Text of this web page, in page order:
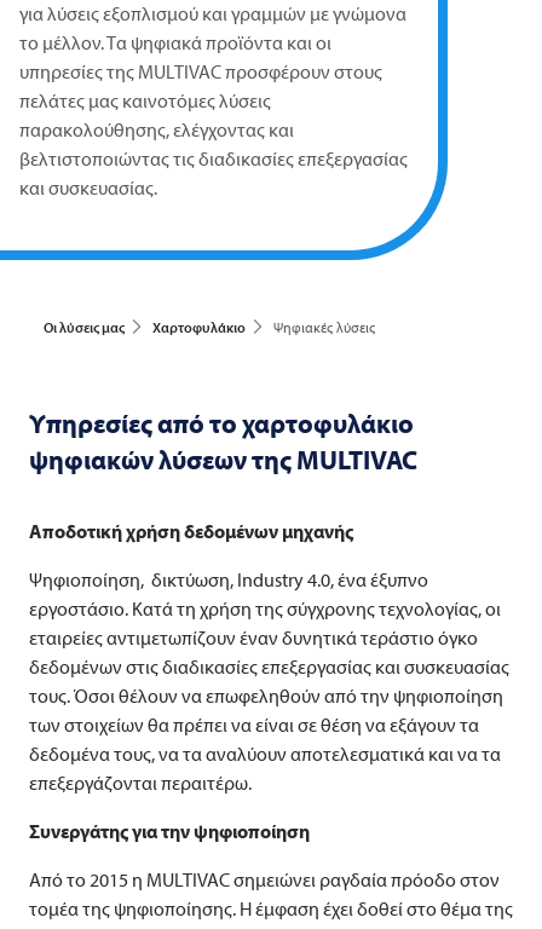
για λύσεις εξοπλισμού και γραμμών με γνώμονα
το μέλλον. Τα ψηφιακά προϊόντα και οι
υπηρεσίες της MULTIVACπροσφέρουν στους
πελάτες μας καινοτόμες λύσεις
παρακολούθησης, ελέγχοντας και
βελτιστοποιώντας τις διαδικασίες επεξεργασίας
και συσκευασίας.
Οι λύσεις μας Χαρτοφυλάκιο Ψηφιακές λύσεις
Υπηρεσίες από το χαρτοφυλάκιο
ψηφιακών λύσεων τηςMULTIVAC
Αποδοτική χρήση δεδομένων μηχανής
Ψηφιοποίηση, δικτύωση, Industry 4.0, ένα έξυπνο
εργοστάσιο. Κατά τη χρήση της σύγχρονης τεχνολογίας, οι
εταιρείες αντιμετωπίζουν έναν δυνητικά τεράστιο όγκο
δεδομένων στις διαδικασίες επεξεργασίας και συσκευασίας
τους. Όσοι θέλουν να επωφεληθούν από την ψηφιοποίηση
των στοιχείων θα πρέπει να είναι σε θέση να εξάγουν τα
δεδομένα τους, να τα αναλύουν αποτελεσματικά και να τα
επεξεργάζονται περαιτέρω.
Συνεργάτης για την ψηφιοποίηση
Από το 2015 η MULTIVACσημειώνει ραγδαία πρόοδο στον
τομέα της ψηφιοποίησης. Η έμφαση έχει δοθεί στο θέμα της